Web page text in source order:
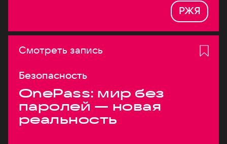
РЖЯ
Смотреть запись
Безопасность
OnePass: мир без
паролей — новая
реальность